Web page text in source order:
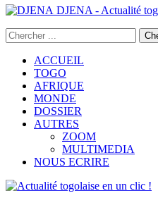
DJENA - Actualité
ACCUEIL
TOGO
AFRIQUE
MONDE
DOSSIER
AUTRES
ZOOM
MULTIMEDIA
NOUS ECRIRE